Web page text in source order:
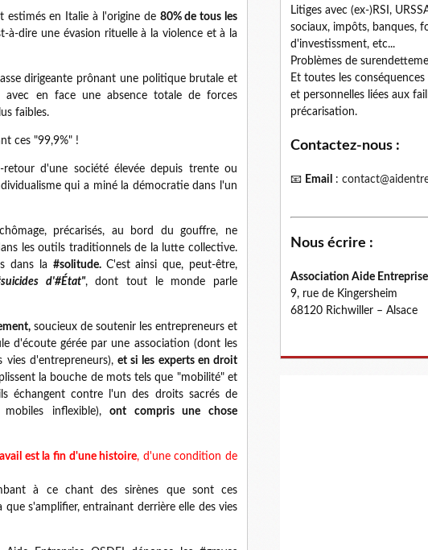
estimés en Italie à l'origine de 80% de tous les
à-dire une évasion rituelle à la violence et à la
dirigeante prônant une politique brutale et
avec en face une absence totale de forces
faibles.
ces "99,9%" !
d'une société élevée depuis trente ou
qui a miné la démocratie dans l'un
précarisés, au bord du gouffre, ne
les outils traditionnels de la lutte collective.
dans la #solitude. C'est ainsi que, peut-être,
d'#État", dont tout le monde parle
soucieux de soutenir les entrepreneurs et
d'écoute gérée par une association (dont les
vies d'entrepreneurs), et si les experts en droit
la bouche de mots tels que "mobilité" et
échangent contre l'un des droits sacrés de
inflexible), ont compris une chose
est la fin d'une histoire, d'une condition de
à ce chant des sirènes que sont ces
s'amplifier, entrainant derrière elle des vies
Litiges avec (ex-)RSI,
sociaux, impôts, banques,
d'investissment, etc...
Problèmes de
Et toutes les
et personnelles liées aux
précarisation.
Contactez-nous :
📧 Email :
Nous écrire :
Association Aide Entreprise
9, rue de Kingersheim
68120 Richwiller – Alsace